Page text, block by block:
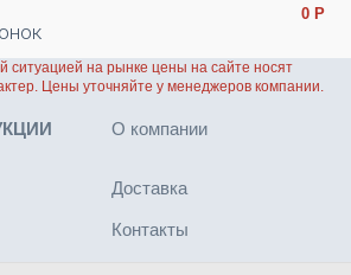
0 Р
ситуацией на рынке цены на сайте носят
Цены уточняйте у менеджеров компании.
О компании
Доставка
Контакты